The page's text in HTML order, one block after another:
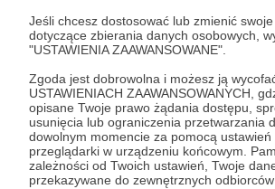
Jeśli chcesz dostosować lub zmienić
dotyczące zbierania danych osobowych,
"USTAWIENIA ZAAWANSOWANE".
Zgoda jest dobrowolna i możesz ją
USTAWIENIACH ZAAWANSOWANYCH,
opisane Twoje prawo żądania dostępu,
usunięcia lub ograniczenia przetwarzania
dowolnym momencie za pomocą ustawień
przeglądarki w urządzeniu końcowym.
zależności od Twoich ustawień, Twoje
przekazywane do zewnętrznych
Zostań Patronem
Promowani autorzy